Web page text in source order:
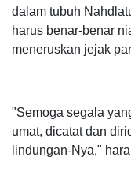
dalam tubuh
harus benar-benar
meneruskan jejak
"Semoga segala
umat, dicatat dan
lindungan-Nya,"